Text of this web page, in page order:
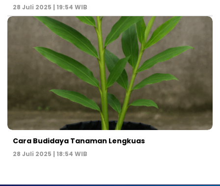
28 Juli 2025 | 19:54 WIB
Cara Budidaya Tanaman Lengkuas
28 Juli 2025 | 18:54 WIB